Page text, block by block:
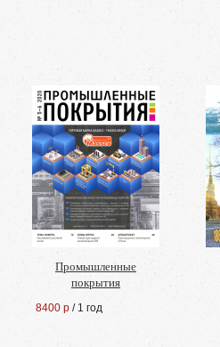
Промышленные
покрытия
8400 р / 1 год